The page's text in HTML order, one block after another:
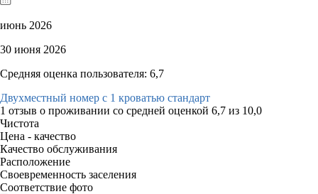
июнь 2026
30 июня 2026
Средняя оценка пользователя: 6,7
Двухместный номер с 1 кроватью стандарт
1 отзыв о проживании со средней оценкой 6,7 из 10,0
Чистота
Цена - качество
Качество обслуживания
Расположение
Своевременность заселения
Соответствие фото